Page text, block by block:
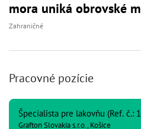
mora uniká obrovské
Zahraničné
Pracovné pozície
Špecialista pre lakovňu (Ref. č.:
Grafton Slovakia s.r.o., Košice